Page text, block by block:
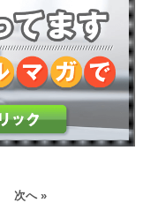
次へ »